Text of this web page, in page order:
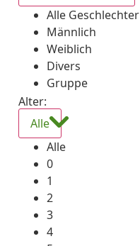
Alle Geschlechter
Männlich
Weiblich
Divers
Gruppe
Alter:
Alle
Alle
0
1
2
3
4